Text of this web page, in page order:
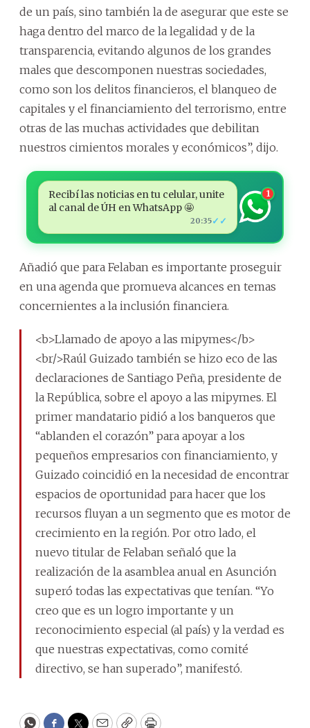
de un país, sino también la de asegurar que este se
haga dentro del marco de la legalidad y de la
transparencia, evitando algunos de los grandes
males que descomponen nuestras sociedades,
como son los delitos financieros, el blanqueo de
capitales y el financiamiento del terrorismo, entre
otras de las muchas actividades que debilitan
nuestros cimientos morales y económicos”, dijo.
Recibí las noticias en tu celular, unite
al canal de ÚH en WhatsApp 🤩
20:35✓✓
1
Añadió que para Felaban es importante proseguir
en una agenda que promueva alcances en temas
concernientes a la inclusión financiera.
<b>Llamado de apoyo a las mipymes</b>
<br/>Raúl Guizado también se hizo eco de las
declaraciones de Santiago Peña, presidente de
la República, sobre el apoyo a las mipymes. El
primer mandatario pidió a los banqueros que
“ablanden el corazón” para apoyar a los
pequeños empresarios con financiamiento, y
Guizado coincidió en la necesidad de encontrar
espacios de oportunidad para hacer que los
recursos fluyan a un segmento que es motor de
crecimiento en la región. Por otro lado, el
nuevo titular de Felaban señaló que la
realización de la asamblea anual en Asunción
superó todas las expectativas que tenían. “Yo
creo que es un logro importante y un
reconocimiento especial (al país) y la verdad es
que nuestras expectativas, como comité
directivo, se han superado”, manifestó.